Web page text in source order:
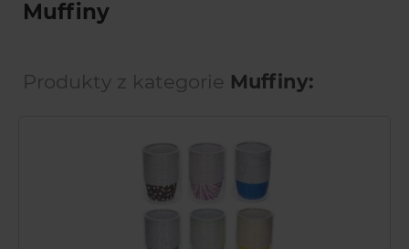
Muffiny
Produkty z kategorie Muffiny: